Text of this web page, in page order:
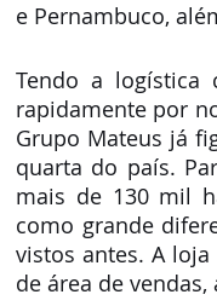
e Pernambuco,
Tendo a logística
rapidamente por
Grupo Mateus já
quarta do país.
mais de 130 mil
como grande
vistos antes. A
de área de